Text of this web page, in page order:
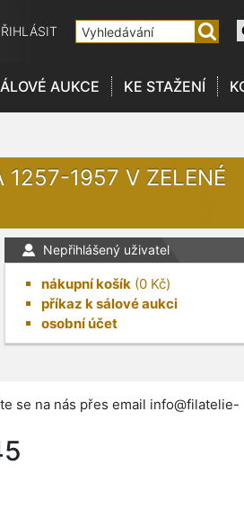
AUKCE KE STAŽENÍ
1257-1957 V ZELENÉ
Nepřihlášený uživatel
nákupní košík (0 Kč)
příkaz k sálové aukci
osobní účet
se na nás přes email info@filatelie-